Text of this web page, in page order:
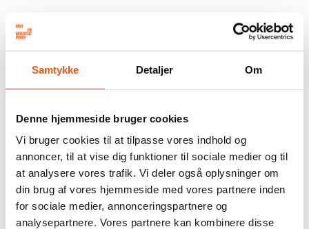
Samtykke Detaljer Om
Denne hjemmeside bruger cookies
Vi bruger cookies til at tilpasse vores indhold og
annoncer, til at vise dig funktioner til sociale medier og til
at analysere vores trafik. Vi deler også oplysninger om
din brug af vores hjemmeside med vores partnere inden
for sociale medier, annonceringspartnere og
analysepartnere. Vores partnere kan kombinere disse